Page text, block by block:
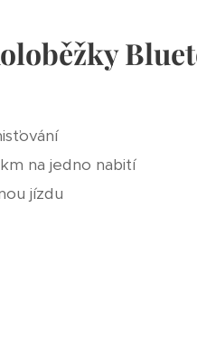
na jedno nabití
jízdu